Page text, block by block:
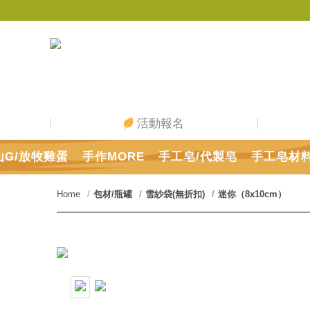
G/放牧雞蛋 手作MORE 手工皂/代製皂 手工皂材
活動報名
Home 包材/瓶罐 雪紗袋(無折扣) 迷你（8x10cm）